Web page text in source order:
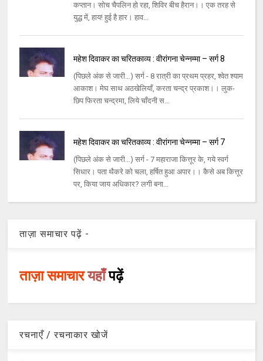
कप्तान। सोच चैपलिन हो रहा, शिविर बीच हैरान।। एक तरह से
युद्ध में, हाय! हुई है हार। हाव...
महेश दिवाकर का चरितकाव्य : वीरांगना चेन्नम्मा – सर्ग 8
(पिछले अंक से जारी…) सर्ग - 8 रात्री का प्रथम प्रहर, श्वेत श्याम
आकाश। मेघ साथ अठखेलियाँ, करता चन्द्र प्रकाश।। लुक-
छिप फिरता चन्द्रमा, लिये चाँदनी स...
महेश दिवाकर का चरितकाव्य : वीरांगना चेन्नम्मा – सर्ग 7
(पिछले अंक से जारी…) सर्ग - 7 महाराजा कित्तूर के, गये स्वर्ग
सिधार। पता थैकरे को चला, हर्षित हुआ अपार।। कैसे अब कित्तूर
पर, किया जाय अधिकार? लगी बना...
ताज़ा समाचार पढ़ें -
ताज़ा समाचारयहाँपढ़ें
रचनाएँ / रचनाकार खोजें